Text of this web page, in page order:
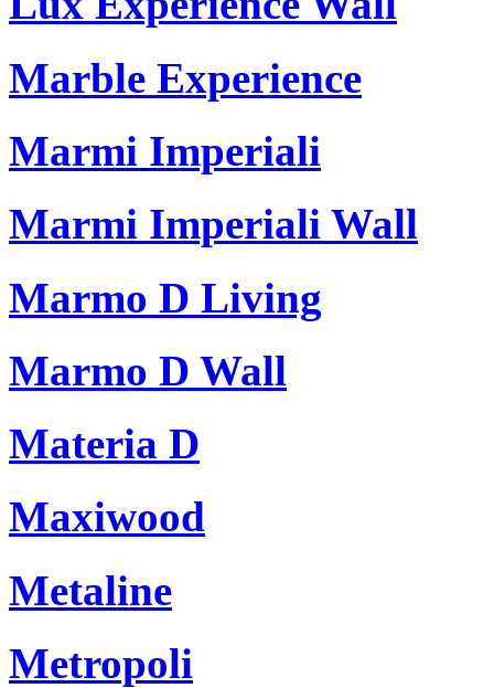
Marble Experience
Marmi Imperiali
Marmi Imperiali Wall
Marmo D Living
Marmo D Wall
Materia D
Maxiwood
Metaline
Metropoli